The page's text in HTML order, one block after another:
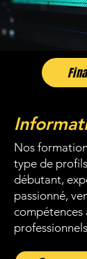
Nos
type de
débutant,
passionné,
compétences